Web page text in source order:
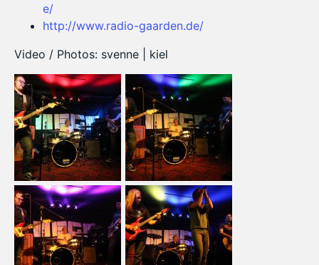
e/
http://www.radio-gaarden.de/
Video / Photos: svenne | kiel